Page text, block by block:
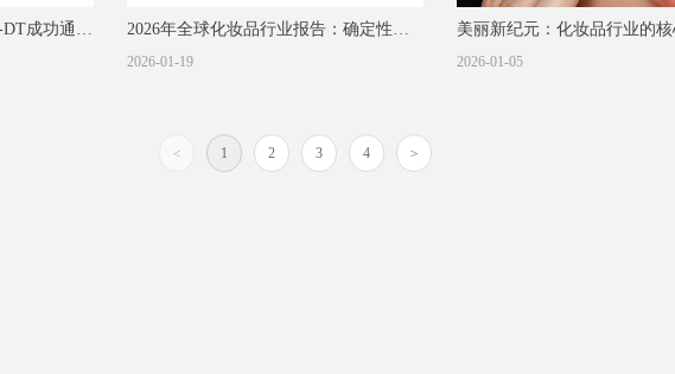
成功通过
2026年全球化妆品行业报告：确定性增
长与不确定性竞争
2026-01-19
美丽新纪元：化妆品行业的
变革
2026-01-05
< 1 2 3 4 >